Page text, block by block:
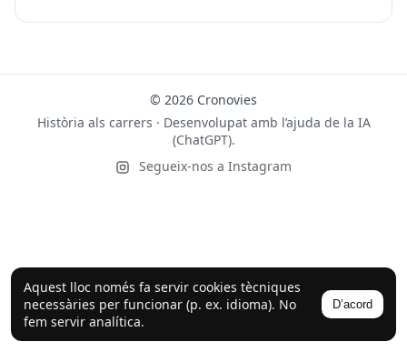
Aquest lloc només fa servir cookies tècniques
necessàries per funcionar (p. ex. idioma). No
fem servir analítica.
D’acord
© 2026 Cronovies
Història als carrers · Desenvolupat amb l’ajuda de la IA
(ChatGPT).
Segueix-nos a Instagram